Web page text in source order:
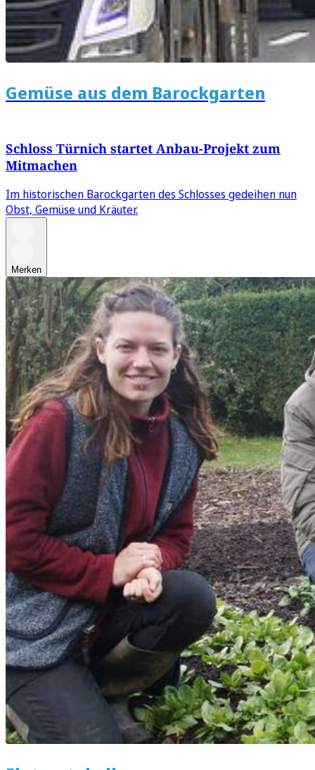
Gemüse aus dem Barockgarten
Schloss Türnich startet Anbau-Projekt zum
Mitmachen
Im historischen Barockgarten des Schlosses gedeihen nun
Obst, Gemüse und Kräuter.
Merken